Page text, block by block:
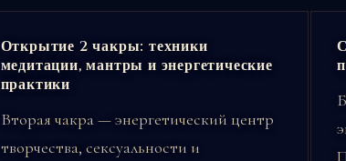
Открытие 2 чакры: техники
медитации, мантры и энергетические
практики
Вторая чакра — энергетический центр
творчества, сексуальности и